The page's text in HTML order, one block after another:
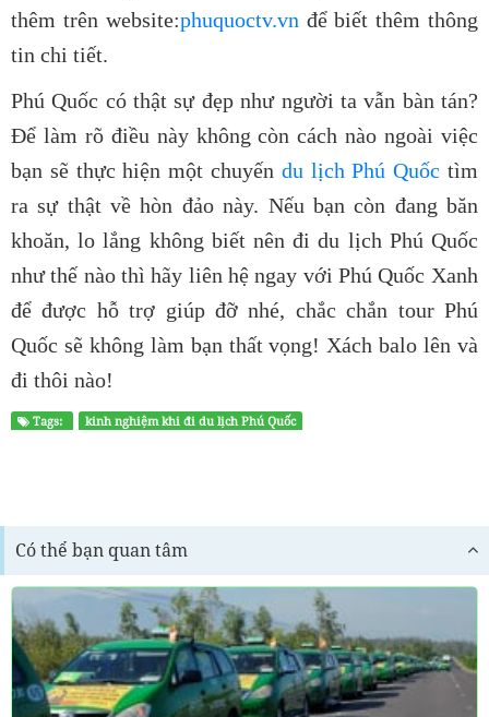
thêm trên website:phuquoctv.vn để biết thêm thông
tin chi tiết.
Phú Quốc có thật sự đẹp như người ta vẫn bàn tán?
Để làm rõ điều này không còn cách nào ngoài việc
bạn sẽ thực hiện một chuyến du lịch Phú Quốctìm
ra sự thật về hòn đảo này. Nếu bạn còn đang băn
khoăn, lo lắng không biết nên đi du lịch Phú Quốc
như thế nào thì hãy liên hệ ngay với Phú Quốc Xanh
để được hỗ trợ giúp đỡ nhé, chắc chắn tour Phú
Quốc sẽ không làm bạn thất vọng! Xách balo lên và
đi thôi nào!
Tags: kinh nghiệm khi đi du lịch Phú Quốc
Có thể bạn quan tâm